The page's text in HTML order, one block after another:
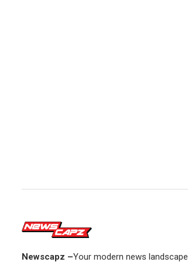
Newscapz –Your modern news landscape.